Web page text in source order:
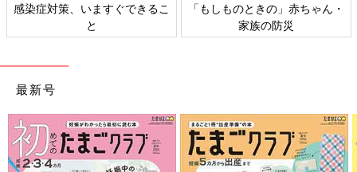
感染症対策、いますぐできるこ
と
「もしものときの」赤ちゃん・
家族の防災
最新号